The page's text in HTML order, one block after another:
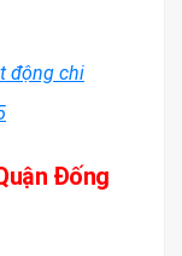
động chi
Đống